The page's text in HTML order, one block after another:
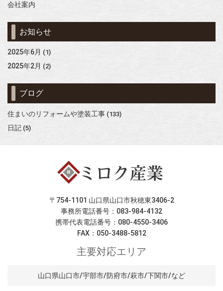
会社案内
お知らせ
2025年6月 (1)
2025年2月 (2)
ブログ
住まいのリフォームや塗装工事 (133)
日記 (5)
〒754-1101 山口県山口市秋穂東3406-2
事務所電話番号：083-984-4132
携帯代表電話番号：080-4550-3406
FAX：050-3488-5812
主要対応エリア
山口県山口市/宇部市/防府市/萩市/下関市/など